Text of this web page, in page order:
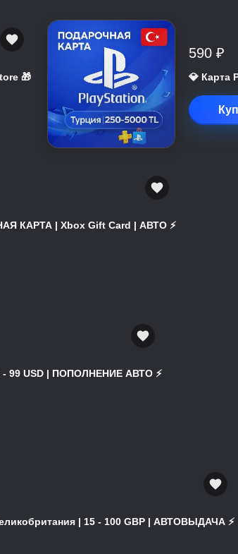
🎁
590 ₽
💎 Карта
КАРТА | Xbox Gift Card | АВТО ⚡
- 99 USD | ПОПОЛНЕНИЕ АВТО ⚡
| 15 - 100 GBP | АВТОВЫДАЧА ⚡️